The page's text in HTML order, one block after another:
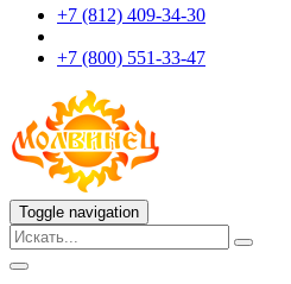
Спортивные элементы
Тренажеры
Теннисные столы
Спортивные ворота
Спортивные стойки
Оборудование для ГТО
Информационные стойки
Ограждения
Безопасные покрытия
+7 (812) 409-34-30
+7 (800) 551-33-47
Toggle navigation